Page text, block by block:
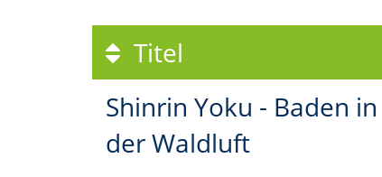
Titel
Shinrin Yoku - Baden in
der Waldluft